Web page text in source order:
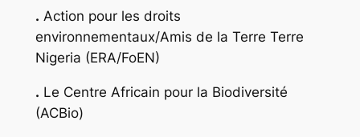
. Action pour les droits
environnementaux/Amis de la Terre Terre
Nigeria (ERA/FoEN)
. Le Centre Africain pour la Biodiversité
(ACBio)